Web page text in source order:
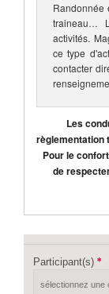
Randonnée
traineau…
activités.
ce type
contacter
Les
règlementation
Pour le
de
Participant(s)